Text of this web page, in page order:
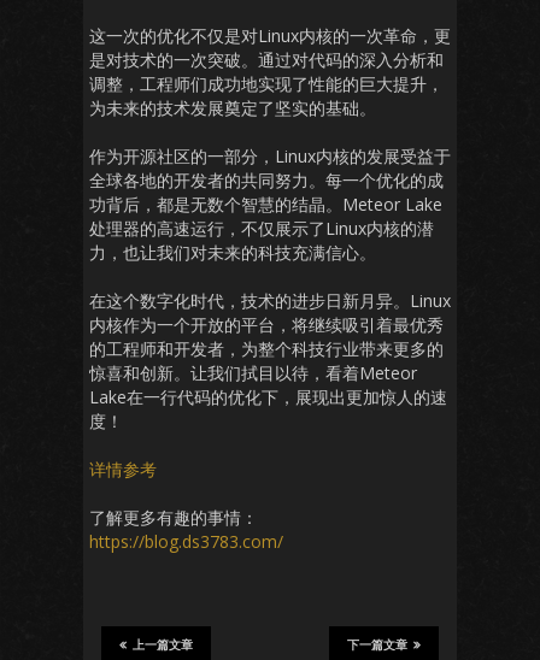
这一次的优化不仅是对Linux内核的一次革命，更
是对技术的一次突破。通过对代码的深入分析和
调整，工程师们成功地实现了性能的巨大提升，
为未来的技术发展奠定了坚实的基础。
作为开源社区的一部分，Linux内核的发展受益于
全球各地的开发者的共同努力。每一个优化的成
功背后，都是无数个智慧的结晶。Meteor Lake
处理器的高速运行，不仅展示了Linux内核的潜
力，也让我们对未来的科技充满信心。
在这个数字化时代，技术的进步日新月异。Linux
内核作为一个开放的平台，将继续吸引着最优秀
的工程师和开发者，为整个科技行业带来更多的
惊喜和创新。让我们拭目以待，看着Meteor
Lake在一行代码的优化下，展现出更加惊人的速
度！
详情参考
了解更多有趣的事情：
https://blog.ds3783.com/
下一篇文章
上一篇文章